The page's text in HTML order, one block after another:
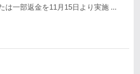
は一部返金を11月15日より実施 ...